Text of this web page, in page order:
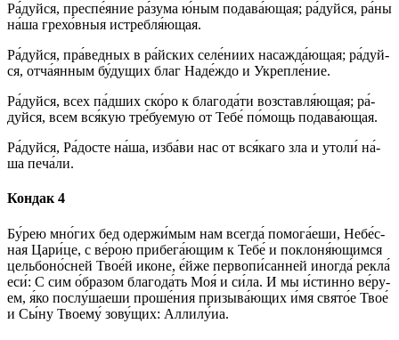
Ра́­дуй­ся, пре­спе́­яние ра́­зу­ма ю́ным подава́ющая; ра́­дуй­ся, ра́­ны
на́­ша гре­хо́в­ныя истребля́ющая.
Ра́­дуй­ся, пра́­вед­ных в ра́йс­ких селе́ниих насажда́ющая; ра́­дуй­
ся, отча́янным бу́дущих благ На­де́ж­до и Укреп­ле́­ние.
Ра́­дуй­ся, всех па́дших ско́ро к бла­го­да́­ти возставля́ющая; ра́­
дуй­ся, всем вся́­кую тре́буемую от Те­бе́ по́­мощь подава́ющая.
Ра́­дуй­ся, Ра́­дос­те на́­ша, из­ба́­ви нас от вся́­ка­го зла и утоли́ на́­
ша пе­ча́­ли.
Кондак 4
Бу́­рею мно́гих бед одержи́мым нам всег­да́ по­мо­га́е­ши, Не­бе́с­
ная Ца­ри́­це, с ве́­рою при­бе­га́ю­щим к Те­бе́ и поклоня́ющимся
цель­бо­но́с­ней Тво­е́й ико­не, е́йже первопи́санней иногда́ рекла́
еси́: С сим о́б­ра­зом бла­го­да́ть Моя́ и си́­ла. И мы и́стинно ве́­ру­
ем, я́ко послу́шаеши про­ше́­ния при­зы­ва́ю­щих и́мя свято́е Твое́
и Сы́­ну Тво­ему́ зо­ву́­щих: Алли­лу́иа.